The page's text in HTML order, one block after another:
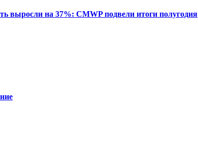
выросли на 37%: CMWP подвели итоги полугодия